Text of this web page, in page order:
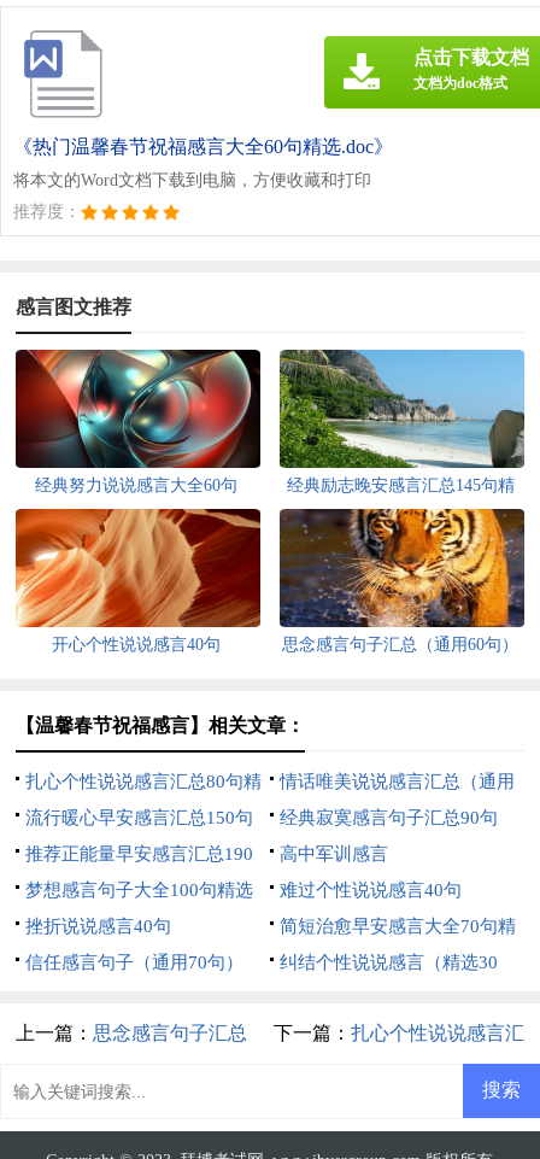
《热门温馨春节祝福感言大全60句精选.doc》
将本文的Word文档下载到电脑，方便收藏和打印
推荐度：
点击下载文档
文档为doc格式
感言图文推荐
经典努力说说感言大全60句
经典励志晚安感言汇总145句精
选
开心个性说说感言40句 思念感言句子汇总（通用60句）
【温馨春节祝福感言】相关文章：
扎心个性说说感言汇总80句精
选
情话唯美说说感言汇总（通用
60句）
流行暖心早安感言汇总150句
精选
经典寂寞感言句子汇总90句
推荐正能量早安感言汇总190
句
高中军训感言
梦想感言句子大全100句精选
难过个性说说感言40句
挫折说说感言40句
简短治愈早安感言大全70句精
选
信任感言句子（通用70句）
纠结个性说说感言（精选30
上一篇： 思念感言句子汇总
下一篇： 扎心个性说说感言汇